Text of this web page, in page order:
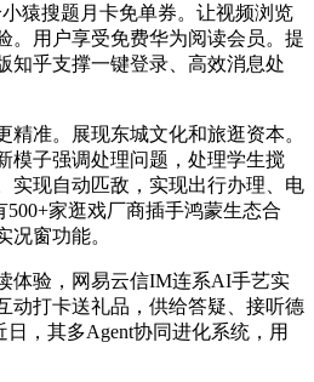
猿搜题月卡免单券。让视频浏览
。用户享受免费华为阅读会员。提
知乎支撑一键登录、高效消息处
准。展现东城文化和旅逛资本。
模子强调处理问题，处理学生搅
实现自动匹敌，实现出行办理、电
家逛戏厂商插手鸿蒙生态合
况窗功能。
验，网易云信IM连系AI手艺实
动打卡送礼品，供给答疑、接听德
，其多Agent协同进化系统，用